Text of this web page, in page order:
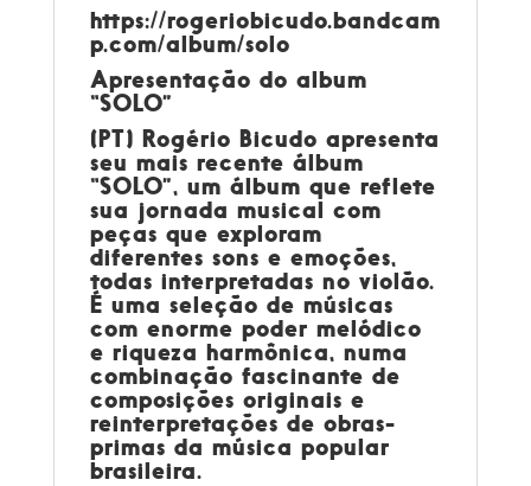
https://rogeriobicudo.bandcam
p.com/album/solo
Apresentação do album
“SOLO”
(PT) Rogério Bicudo apresenta
seu mais recente álbum
“SOLO”, um álbum que reflete
sua jornada musical com
peças que exploram
diferentes sons e emoções,
todas interpretadas no violão.
É uma seleção de músicas
com enorme poder melódico
e riqueza harmônica, numa
combinação fascinante de
composições originais e
reinterpretações de obras-
primas da música popular
brasileira.